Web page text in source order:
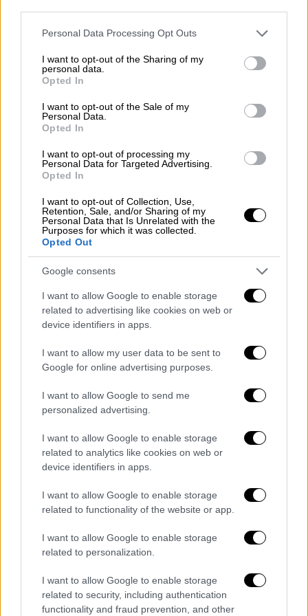
Please note that this website/app uses one or more Google
not limited to your visit or usage behaviour. You may click to
grant or deny consent to Google and its third-party tags to
use your data for below specified purposes in below Google
consent section.
Personal Data Processing Opt Outs
I want to opt-out of the Sharing of my
personal data.
Opted In
I want to opt-out of the Sale of my
Personal Data.
Opted In
I want to opt-out of processing my
Personal Data for Targeted Advertising.
Opted In
I want to opt-out of Collection, Use,
Retention, Sale, and/or Sharing of my
Personal Data that Is Unrelated with the
Purposes for which it was collected.
Opted Out
Google consents
I want to allow Google to enable storage
related to advertising like cookies on web or
device identifiers in apps.
I want to allow my user data to be sent to
Google for online advertising purposes.
I want to allow Google to send me
personalized advertising.
I want to allow Google to enable storage
related to analytics like cookies on web or
device identifiers in apps.
I want to allow Google to enable storage
related to functionality of the website or app.
I want to allow Google to enable storage
related to personalization.
I want to allow Google to enable storage
related to security, including authentication
functionality and fraud prevention, and other
ιδιωτικότητά της, διευκρινίζοντας πως δεν
θα υπάρξουν περαιτέρω δηλώσεις.
Η είδηση αγγίζει βαθιά μια ολόκληρη γενιά
φιλάθλων. Ο Κίγκαν υπήρξε ένας από τους
πιο χαρισματικούς επιθετικούς της εποχής
αποτύπωμα τόσο σε συλλογικό όσο και σε
διεθνές επίπεδο. Μεταξύ άλλων, φόρεσε τη
φανέλα της Λίβερπουλ, του Αμβούργο και
της Νιούκαστλ, ενώ κατέκτησε δύο φορές
το βραβείο του Ευρωπαίου Ποδοσφαιριστή
της Χρονιάς, επίτευγμα που τον τοποθετεί
στο πάνθεον του ευρωπαϊκού ποδοσφαίρου.
Με τη φανέλα της Λίβερπουλ έζησε τα πιο
ένδοξα χρόνια της καριέρας του,
συμβάλλοντας καθοριστικά στις μεγάλες
επιτυχίες της δεκαετίας του ’70.
Αγωνίστηκε για έξι σεζόν στο «Άνφιλντ»,
σημειώνοντας 100 γκολ σε 323 εμφανίσεις
και πανηγυρίζοντας τίτλους σε Αγγλία και
Ευρώπη. Δεν είναι τυχαίο ότι η είδηση της
διάγνωσής του προκάλεσε άμεση και
συγκινητική αντίδραση από τον σύλλογο και
την ένωση παλαίμαχων Forever Reds, που
εξέφρασαν δημόσια τη στήριξή τους.
everyone at Liverpool FC and Forever
Reds are with Kevin Keegan after he
was diagnosed with cancer.
— Liverpool FC (@LFC)January 7,